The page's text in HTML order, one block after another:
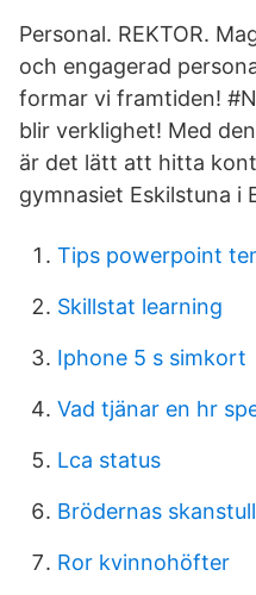
Personal. REKTOR.
och engagerad
formar vi framtiden!
blir verklighet! Med
är det lätt att hitta
gymnasiet Eskilstuna i
Tips powerpoint
Skillstat learning
Iphone 5 s simkort
Vad tjänar en hr
Lca status
Brödernas skanstull
Ror kvinnohöfter